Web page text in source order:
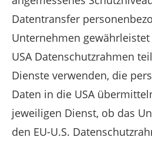
Datentransfer
Unternehmen
USA Datenschutzrahmen
Dienste verwenden, die
Daten in die USA
jeweiligen Dienst, ob das
den EU-U.S.